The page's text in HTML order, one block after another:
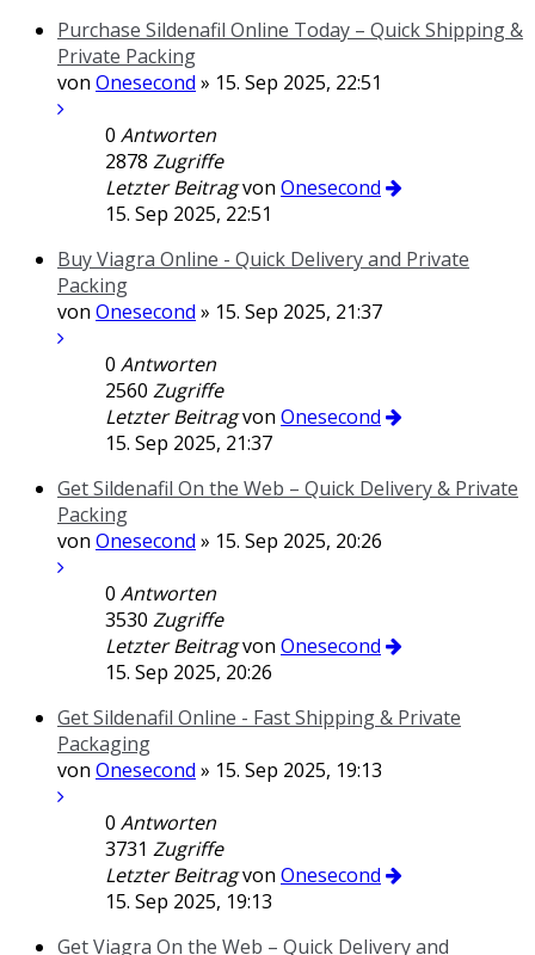
Purchase Sildenafil Online Today – Quick Shipping &
Private Packing
von Onesecond » 15. Sep 2025, 22:51
0 Antworten
2878 Zugriffe
Letzter Beitragvon Onesecond
15. Sep 2025, 22:51
Buy Viagra Online - Quick Delivery and Private
Packing
von Onesecond » 15. Sep 2025, 21:37
0 Antworten
2560 Zugriffe
Letzter Beitragvon Onesecond
15. Sep 2025, 21:37
Get Sildenafil On the Web – Quick Delivery & Private
Packing
von Onesecond » 15. Sep 2025, 20:26
0 Antworten
3530 Zugriffe
Letzter Beitragvon Onesecond
15. Sep 2025, 20:26
Get Sildenafil Online - Fast Shipping & Private
Packaging
von Onesecond » 15. Sep 2025, 19:13
0 Antworten
3731 Zugriffe
Letzter Beitragvon Onesecond
15. Sep 2025, 19:13
Get Viagra On the Web – Quick Delivery and